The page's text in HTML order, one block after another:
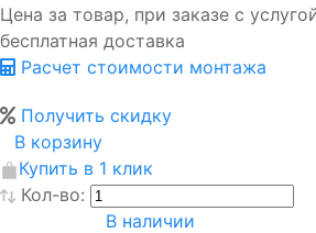
Цена за товар, при заказе с
бесплатная доставка
Расчет стоимости монтажа
Получить скидку
В корзину
Купить в 1 клик
Кол-во:
В наличии